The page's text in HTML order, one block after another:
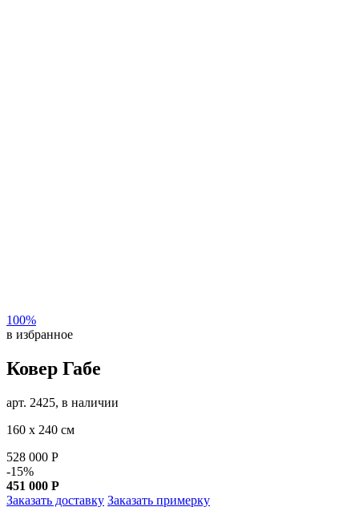
100%
в избранное
Ковер Габе
арт. 2425, в наличии
160 х 240 см
528 000 Р
-15%
451 000 Р
Заказать доставку Заказать примерку